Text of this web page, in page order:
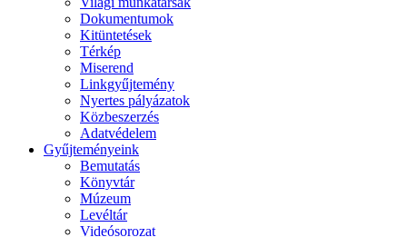
Dokumentumok
Kitüntetések
Térkép
Miserend
Linkgyűjtemény
Nyertes pályázatok
Közbeszerzés
Adatvédelem
Gyűjteményeink
Bemutatás
Könyvtár
Múzeum
Levéltár
Videósorozat